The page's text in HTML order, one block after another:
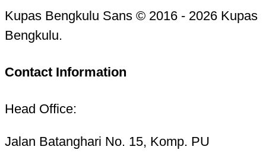
Kupas Bengkulu Sans © 2016 - 2026 Kupas
Bengkulu.
Contact Information
Head Office:
Jalan Batanghari No. 15, Komp. PU